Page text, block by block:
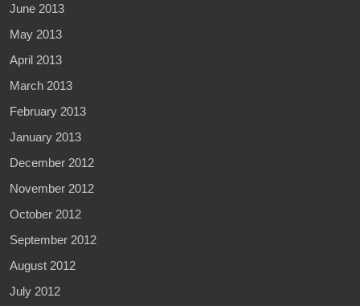
June 2013
May 2013
April 2013
March 2013
February 2013
January 2013
December 2012
November 2012
October 2012
September 2012
August 2012
July 2012